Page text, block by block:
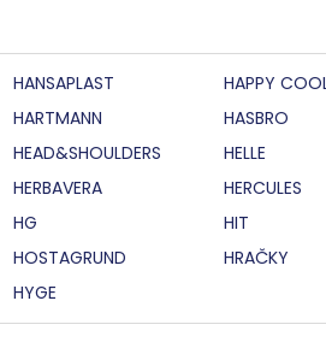
HANSAPLAST
HAPPY
HARTMANN
HASBRO
HEAD&SHOULDERS
HELLE
HERBAVERA
HERCULES
HG
HIT
HOSTAGRUND
HRAČKY
HYGE